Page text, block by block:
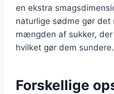
en ekstra
naturlige sødme gør det
mængden af sukker,
hvilket gør dem sundere.
Forskellige